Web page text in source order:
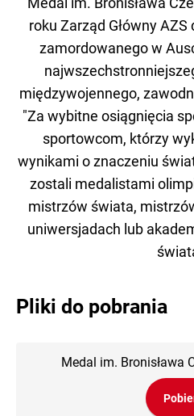
roku Zarząd Główny
zamordowanego w
międzywojennego,
"Za wybitne osiągnięcia
sportowcom, którzy
wynikami o znaczeniu
zostali medalistami
mistrzów świata,
uniwersjadach lub
Pliki do pobrania
Medal im. Bronisława